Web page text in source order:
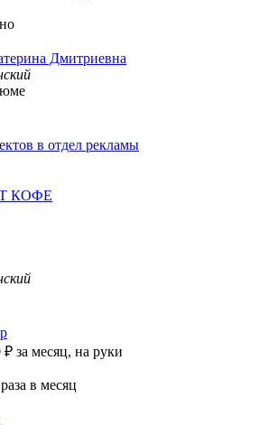
Дмитриевна
в отдел рекламы
КОФЕ
₽ за месяц, на руки
в месяц